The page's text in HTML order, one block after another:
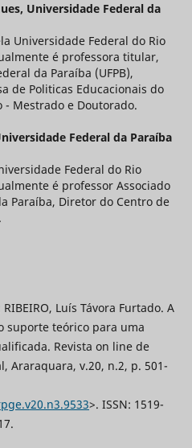
Universidade Federal da
Universidade Federal do Rio
é professora titular,
da Paraíba (UFPB),
de Politicas Educacionais do
- Mestrado e Doutorado.
Federal da Paraíba
Federal do Rio
é professor Associado
Paraíba, Diretor do Centro de
Luís Távora Furtado. A
suporte teórico para uma
Revista on line de
Araraquara, v.20, n.2, p. 501-
>. ISSN: 1519-